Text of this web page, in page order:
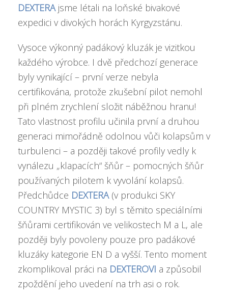
DEXTERAjsme létali na loňské bivakové
expedici v divokých horách Kyrgyzstánu.
Vysoce výkonný padákový kluzák je vizitkou
každého výrobce. I dvě předchozí generace
byly vynikající – první verze nebyla
certifikována, protože zkušební pilot nemohl
při plném zrychlení složit náběžnou hranu!
Tato vlastnost profilu učinila první a druhou
generaci mimořádně odolnou vůči kolapsům v
turbulenci – a později takové profily vedly k
vynálezu „klapacích“ šňůr – pomocných šňůr
používaných pilotem k vyvolání kolapsů.
Předchůdce DEXTERA(v produkci SKY
COUNTRY MYSTIC 3) byl s těmito speciálními
šňůrami certifikován ve velikostech M a L, ale
později byly povoleny pouze pro padákové
kluzáky kategorie EN D a vyšší. Tento moment
zkomplikoval práci na DEXTEROVI a způsobil
zpoždění jeho uvedení na trh asi o rok.